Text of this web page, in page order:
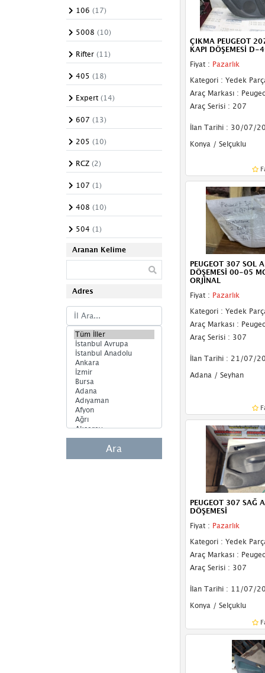
Pedal
Silecek Mekanizması
Silecek Suyu Deposu
Somun
Su Fıskiyesi
Taban Döşemesi
Takoz
Tavan Döşemesi
Tel
Trim
Vites Topuzu
106 (17)
5008 (10)
Rifter (11)
405 (18)
Expert (14)
607 (13)
205 (10)
RCZ (2)
107 (1)
408 (10)
504 (1)
Aranan Kelime
Adres
Ara
ÇIKMA PEUGEOT
KAPI DÖŞEMESİ D-
Fiyat : Pazarlık
Kategori : Yedek
Araç Markası :
Araç Serisi : 207
İlan Tarihi : 30/07/
Konya / Selçuklu
PEUGEOT 307 SOL
DÖŞEMESİ 00-05
ORJİNAL
Fiyat : Pazarlık
Kategori : Yedek
Araç Markası :
Araç Serisi : 307
İlan Tarihi : 21/07/
Adana / Seyhan
PEUGEOT 307 SAĞ
DÖŞEMESİ
Fiyat : Pazarlık
Kategori : Yedek
Araç Markası :
Araç Serisi : 307
İlan Tarihi : 11/07/
Konya / Selçuklu